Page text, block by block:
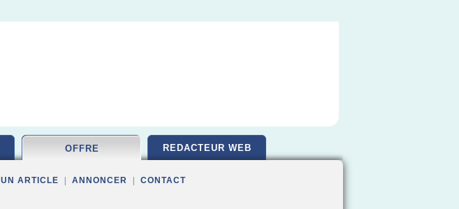
OFFRE REDACTEUR WEB
UN ARTICLE ANNONCER CONTACT